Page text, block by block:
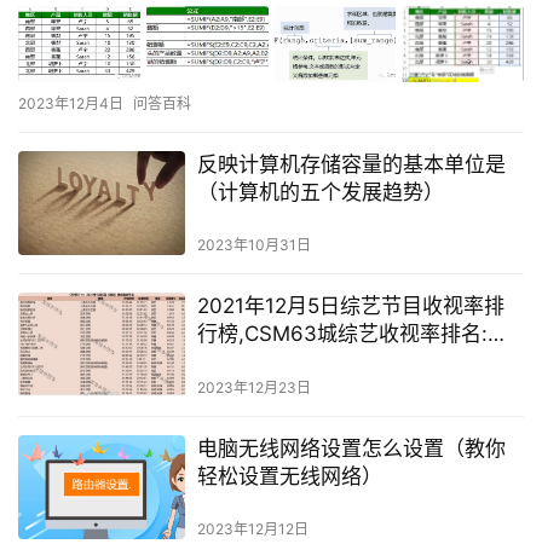
2023年12月4日 问答百科
反映计算机存储容量的基本单位是
（计算机的五个发展趋势）
2023年10月31日
2021年12月5日综艺节目收视率排
行榜,CSM63城综艺收视率排名:我
2023年12月23日
电脑无线网络设置怎么设置（教你
轻松设置无线网络）
2023年12月12日